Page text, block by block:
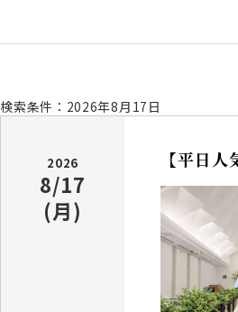
検索条件：2026年8月17日
2026
8/17
(月)
【平日